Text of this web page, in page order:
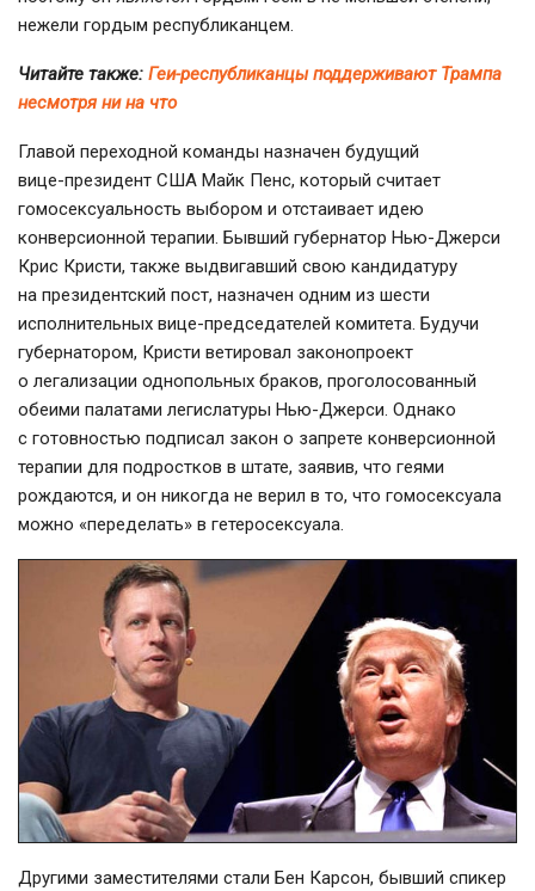
нежели гордым республиканцем.
Читайте также: Геи-республиканцы поддерживают Трампа
несмотря ни на что
Главой переходной команды назначен будущий
вице-президент США Майк Пенс, который считает
гомосексуальность выбором и отстаивает идею
конверсионной терапии. Бывший губернатор Нью-Джерси
Крис Кристи, также выдвигавший свою кандидатуру
на президентский пост, назначен одним из шести
исполнительных вице-председателей комитета. Будучи
губернатором, Кристи ветировал законопроект
о легализации однопольных браков, проголосованный
обеими палатами легислатуры Нью-Джерси. Однако
с готовностью подписал закон о запрете конверсионной
терапии для подростков в штате, заявив, что геями
рождаются, и он никогда не верил в то, что гомосексуала
можно «переделать» в гетеросексуала.
Другими заместителями стали Бен Карсон, бывший спикер